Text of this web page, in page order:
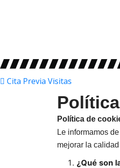
Cita Previa Visitas
Política de
Le informamos
mejorar la
¿Qué son